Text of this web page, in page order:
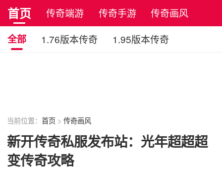
首页 传奇端游 传奇手游
传奇画风
正版传奇
全部 1.76版本传奇
1.95版本传奇
复古传奇
当前位置：首页 >传奇画风
新开传奇私服发布站：光年超超超
变传奇攻略